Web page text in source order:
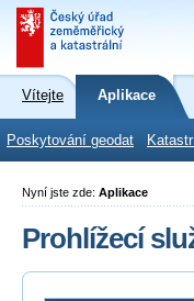
Vítejte Aplikace
Poskytování geodat
Nyní jste zde: Aplikace
Prohlížecí